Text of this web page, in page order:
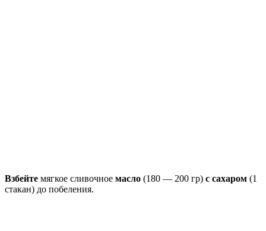
Взбейте мягкое сливочное масло (180 — 200 гр) с сахаром (1
стакан) до побеления.